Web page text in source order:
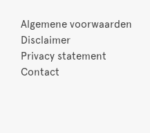
Algemene voorwaarden
Disclaimer
Privacy statement
Contact